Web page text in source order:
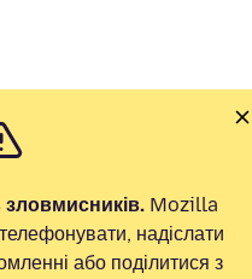
зловмисників.Mozilla
надіслати
або поділитися з